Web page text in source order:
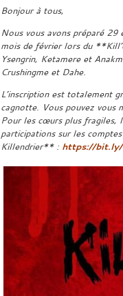
Bonjour à tous,
Nous vous avons préparé 29
mois de février lors du
Ysengrin, Ketamere et
Crushingme et Dahe.
L’inscription est totalement
cagnotte. Vous pouvez vous
Pour les cœurs plus fragiles,
participations sur les
Killendrier** : https://